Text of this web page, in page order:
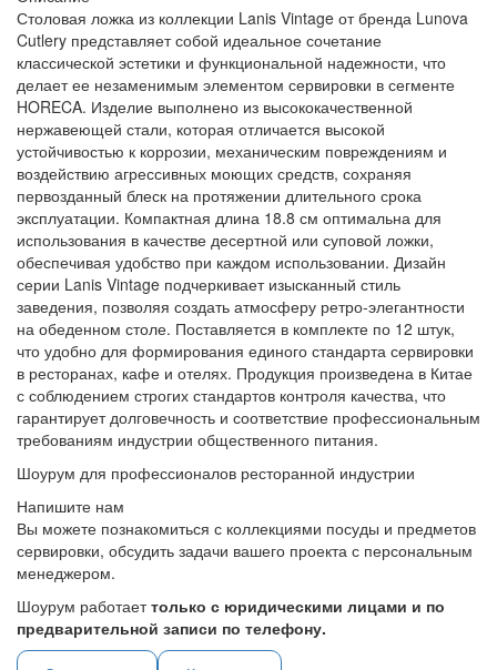
Столовая ложка из коллекции Lanis Vintage от бренда Lunova
Cutlery представляет собой идеальное сочетание
классической эстетики и функциональной надежности, что
делает ее незаменимым элементом сервировки в сегменте
HORECA. Изделие выполнено из высококачественной
нержавеющей стали, которая отличается высокой
устойчивостью к коррозии, механическим повреждениям и
воздействию агрессивных моющих средств, сохраняя
первозданный блеск на протяжении длительного срока
эксплуатации. Компактная длина 18.8 см оптимальна для
использования в качестве десертной или суповой ложки,
обеспечивая удобство при каждом использовании. Дизайн
серии Lanis Vintage подчеркивает изысканный стиль
заведения, позволяя создать атмосферу ретро-элегантности
на обеденном столе. Поставляется в комплекте по 12 штук,
что удобно для формирования единого стандарта сервировки
в ресторанах, кафе и отелях. Продукция произведена в Китае
с соблюдением строгих стандартов контроля качества, что
гарантирует долговечность и соответствие профессиональным
требованиям индустрии общественного питания.
Шоурум для профессионалов ресторанной индустрии
Напишите нам
Вы можете познакомиться с коллекциями посуды и предметов
сервировки, обсудить задачи вашего проекта с персональным
менеджером.
Шоурум работаеттолько с юридическими лицами и по
предварительной записи по телефону.